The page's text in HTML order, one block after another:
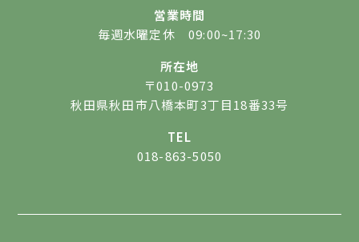
営業時間
毎週水曜定休 09:00~17:30
所在地
〒010-0973
秋田県秋田市八橋本町3丁目18番33号
TEL
018-863-5050